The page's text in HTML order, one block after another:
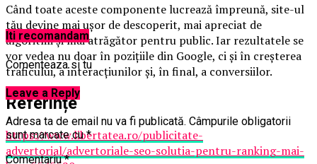
Când toate aceste componente lucrează împreună, site-ul
tău devine mai ușor de descoperit, mai apreciat de
algoritmi și mai atrăgător pentru public. Iar rezultatele se
vor vedea nu doar în pozițiile din Google, ci și în creșterea
traficului, a interacțiunilor și, în final, a conversiilor.
Referințe
https://www.libertatea.ro/publicitate-
advertorial/advertoriale-seo-solutia-pentru-ranking-mai-
Iti recomandam
Comenteaza si tu
Leave a Reply
Adresa ta de email nu va fi publicată. Câmpurile obligatorii
sunt marcate cu*
Comentariu*